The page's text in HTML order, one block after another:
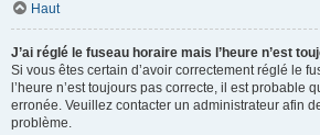
Haut
J’ai réglé le fuseau horaire mais l’heure n’est
Si vous êtes certain d’avoir correctement réglé le
l’heure n’est toujours pas correcte, il est probable
erronée. Veuillez contacter un administrateur afin
problème.